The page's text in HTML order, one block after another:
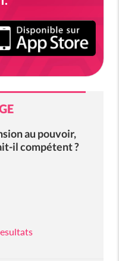
au pouvoir,
il compétent ?